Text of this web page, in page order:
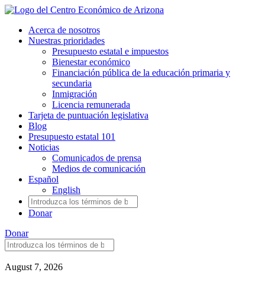
Ir
contenido
principal
Acerca de nosotros
Nuestras prioridades
Presupuesto estatal e impuestos
Bienestar económico
Financiación pública de la educación primaria y
secundaria
Inmigración
Licencia remunerada
Tarjeta de puntuación legislativa
Blog
Presupuesto estatal 101
Noticias
Comunicados de prensa
Medios de comunicación
Español
English
Buscar:
Donar
Donar
Buscar:
la
August 7, 2026